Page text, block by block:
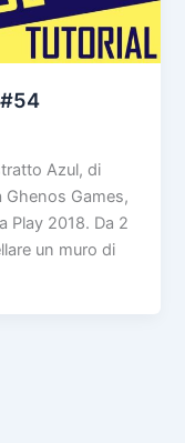
Azul, di
Ghenos Games,
Play 2018. Da 2
un muro di